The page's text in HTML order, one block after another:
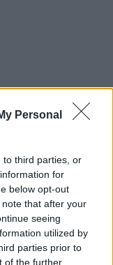
Personal
to third parties, or
for
below opt-out
that after your
seeing
utilized by
parties prior to
of the further